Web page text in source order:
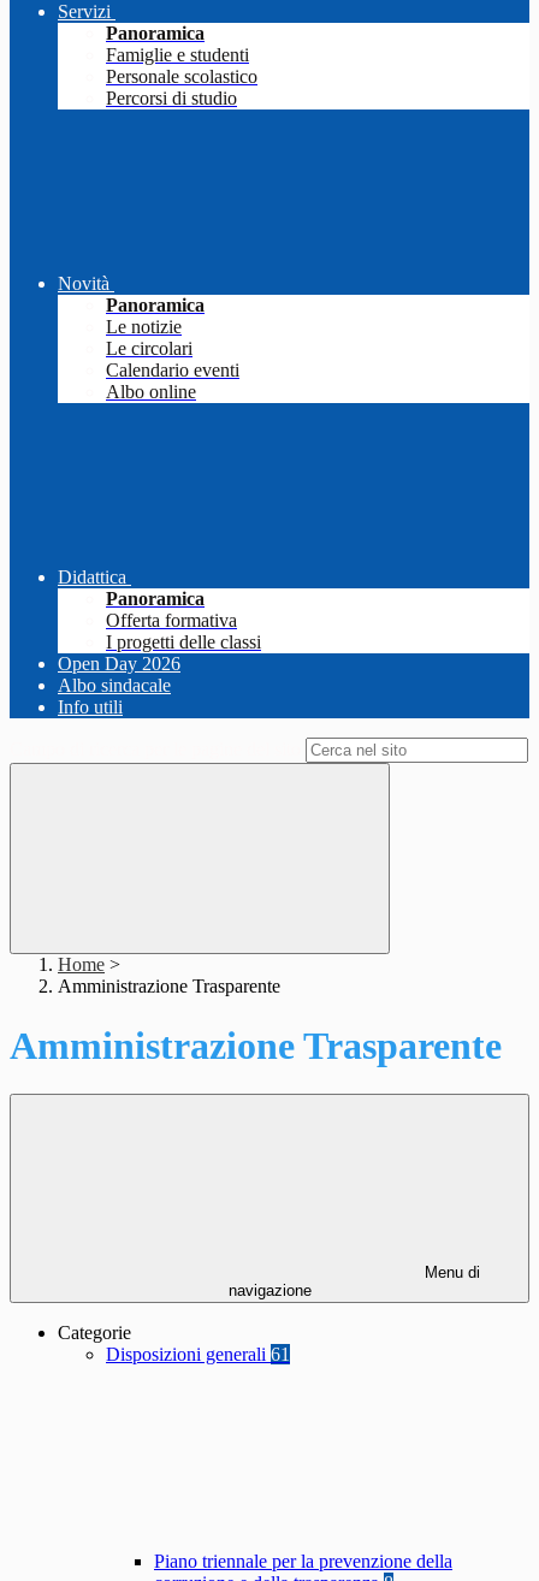
Servizi
Panoramica
Famiglie e studenti
Personale scolastico
Percorsi di studio
Novità
Panoramica
Le notizie
Le circolari
Calendario eventi
Albo online
Didattica
Panoramica
Offerta formativa
I progetti delle classi
Open Day 2026
Albo sindacale
Info utili
Home >
Amministrazione Trasparente
Amministrazione Trasparente
Menu di
navigazione
Categorie
Disposizioni generali 61
Piano triennale per la prevenzione della